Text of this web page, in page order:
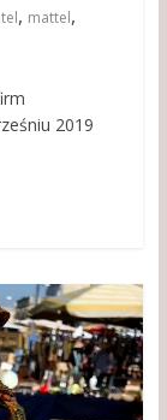
, mattel,
2019